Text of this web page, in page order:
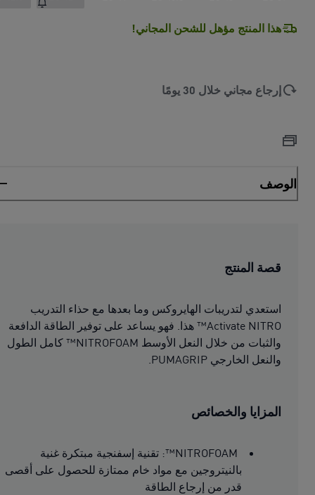
هذا المنتج مؤهل للشحن المجاني!
إرجاع مجاني خلال 30 يومًا
الوصف
قصة المنتج
استعدي لتدريبات الهايروكس وما بعدها مع حذاء التدريب
Activate NITRO™ هذا. فهو يساعد على توفير الطاقة الدافعة
والثبات من خلال النعل الأوسط NITROFOAM™ كامل الطول
والنعل الخارجي PUMAGRIP.
المزايا والخصائص
NITROFOAM™: تقنية إسفنجية مبتكرة غنية
بالنيتروجين مع مواد خام ممتازة للحصول على أقصى
قدر من إرجاع الطاقة